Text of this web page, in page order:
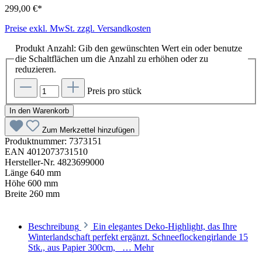
299,00 €*
Preise exkl. MwSt. zzgl. Versandkosten
Produkt Anzahl: Gib den gewünschten Wert ein oder benutze
die Schaltflächen um die Anzahl zu erhöhen oder zu
reduzieren.
Preis pro stück
In den Warenkorb
Zum Merkzettel hinzufügen
Produktnummer: 7373151
EAN 4012073731510
Hersteller-Nr. 4823699000
Länge 640 mm
Höhe 600 mm
Breite 260 mm
Beschreibung
Ein elegantes Deko-Highlight, das Ihre
Winterlandschaft perfekt ergänzt. Schneeflockengirlande 15
Stk., aus Papier 300cm, _… Mehr